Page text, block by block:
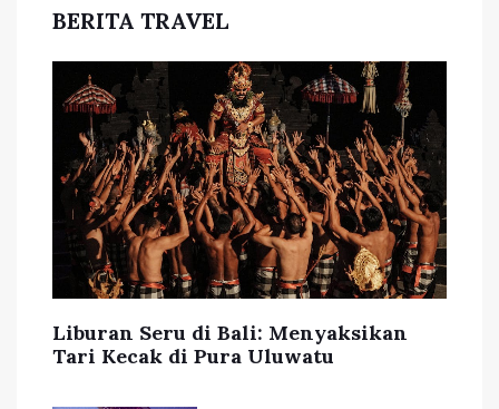
BERITA TRAVEL
Liburan Seru di Bali: Menyaksikan
Tari Kecak di Pura Uluwatu